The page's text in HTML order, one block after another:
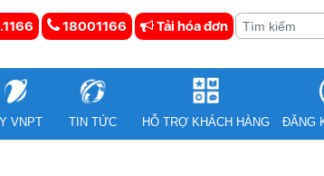
18001166 Tải hóa đơn
VNPT TIN TỨC HỖ TRỢ KHÁCH HÀNG ĐĂNG